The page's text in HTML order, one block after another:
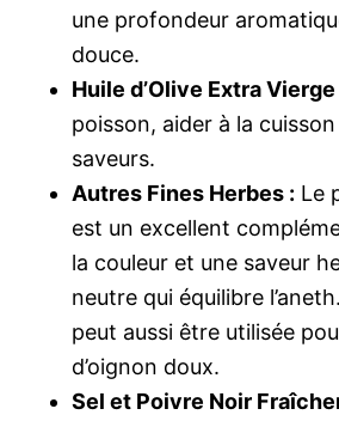
une profondeur
douce.
Huile d’Olive Extra Vierge
poisson, aider à la
saveurs.
Autres Fines Herbes : Le
est un excellent
la couleur et une saveur
neutre qui équilibre
peut aussi être utilisée
d’oignon doux.
Sel et Poivre Noir